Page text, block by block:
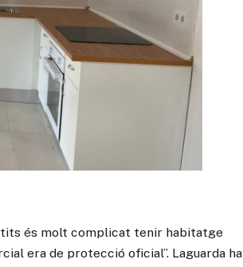
és molt complicat tenir habitatge
era de protecció oficial”. Laguarda ha